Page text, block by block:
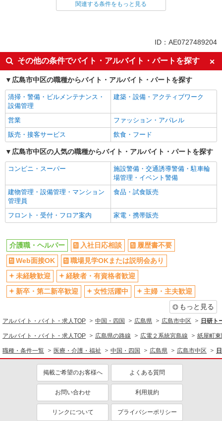
週2～3日勤務OK
深夜
交通費支給
社会保険あり
関連する条件をもっと見る
ID：AE0727489204
その他の条件でバイト・アルバイト・パートを探す
広島市中区の職種からバイト・アルバイト・パートを探す
清掃・警備・ビルメンテナンス・
設備管理
建築・設備・アクティブワーク
営業
ファッション・アパレル
販売・接客サービス
飲食・フード
広島市中区の人気の職種からバイト・アルバイト・パートを探す
コンビニ・スーパー
施設警備・交通誘導警備・駐車輪
場管理・イベント警備
建物管理・設備管理・マンション
管理員
食品・試食販売
フロント・受付・フロア案内 家電・携帯販売
介護職・ヘルパー 入社日応相談
履歴書不要
Web面接OK
職場見学OKまたは説明会あり
未経験歓迎
経験者・有資格者歓迎
新卒・第二新卒歓迎
女性活躍中
主婦・主夫歓迎
もっと見る
アルバイト・バイト・求人TOP 中国・四国 広島県 広島市中区 日研ト
アルバイト・バイト・求人TOP 広島県の路線 広電２系統宮島線 紙屋町
職種・条件一覧 医療・介護・福祉 中国・四国 広島県 広島市中区
掲載ご希望のお客様へ よくある質問
お問い合わせ 利用規約
リンクについて プライバシーポリシー